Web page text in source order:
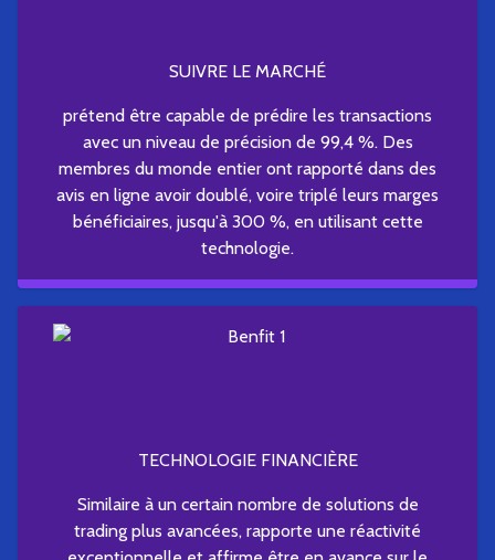
SUIVRE LE MARCHÉ
prétend être capable de prédire les transactions
avec un niveau de précision de 99,4 %. Des
membres du monde entier ont rapporté dans des
avis en ligne avoir doublé, voire triplé leurs marges
bénéficiaires, jusqu'à 300 %, en utilisant cette
technologie.
TECHNOLOGIE FINANCIÈRE
Similaire à un certain nombre de solutions de
trading plus avancées, rapporte une réactivité